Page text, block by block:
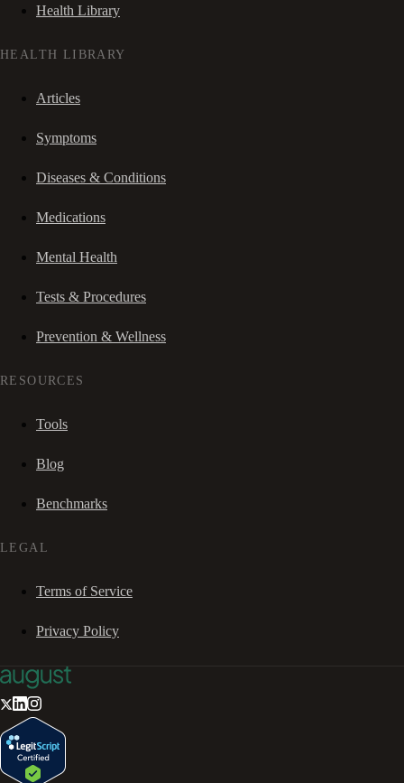
Health Library
HEALTH LIBRARY
Articles
Symptoms
Diseases & Conditions
Medications
Mental Health
Tests & Procedures
Prevention & Wellness
RESOURCES
Tools
Blog
Benchmarks
LEGAL
Terms of Service
Privacy Policy